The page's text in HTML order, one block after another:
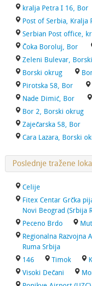
kralja Petra I 16, Bor
Post of Serbia, Kralja
Serbian Post office,
Čoka Boroluj, Bor
Zeleni Bulevar,
Borski okrug
Pirotska 58, Bor
Nade Dimić, Bor
Bor 2, Borski okrug
Zaječarska 58, Bor
Cara Lazara, Borski
Poslednje tražene
Celije
Fitex Centar Grčka
Novi Beograd (Srbija
Peceno Brdo
Regionalna Razvojna
Ruma Srbija
146
Timok
Visoki Dečani